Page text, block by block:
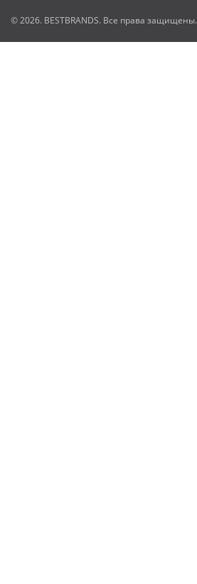
© 2026. BESTBRANDS. Все права защищены.